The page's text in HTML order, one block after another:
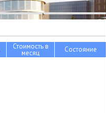
Стоимость в
месяц Состояние